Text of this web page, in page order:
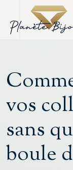
vos
sans
boule